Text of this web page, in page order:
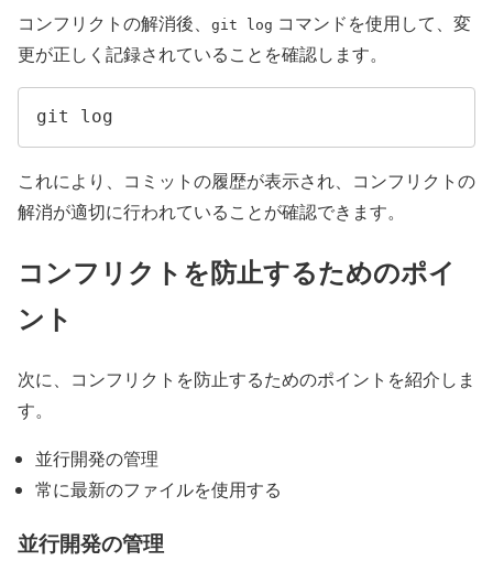
コンフリクトの解消後、 git log コマンドを使用して、変
更が正しく記録されていることを確認します。
git log
これにより、コミットの履歴が表示され、コンフリクトの
解消が適切に行われていることが確認できます。
コンフリクトを防止するためのポイ
ント
次に、コンフリクトを防止するためのポイントを紹介しま
す。
並行開発の管理
常に最新のファイルを使用する
並行開発の管理